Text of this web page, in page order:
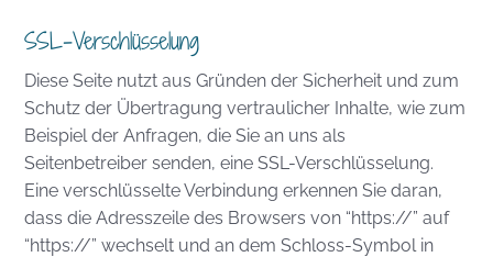
SSL-Verschlüsselung
Diese Seite nutzt aus Gründen der Sicherheit und zum
Schutz der Übertragung vertraulicher Inhalte, wie zum
Beispiel der Anfragen, die Sie an uns als
Seitenbetreiber senden, eine SSL-Verschlüsselung.
Eine verschlüsselte Verbindung erkennen Sie daran,
dass die Adresszeile des Browsers von “https://” auf
“https://” wechselt und an dem Schloss-Symbol in